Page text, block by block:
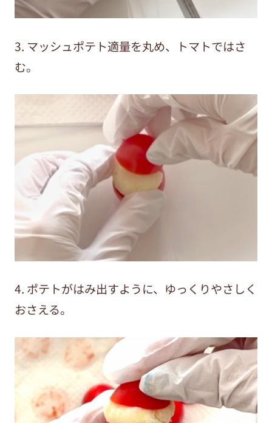
3. マッシュポテト適量を丸め、トマトではさ
む。
4. ポテトがはみ出すように、ゆっくりやさしく
おさえる。